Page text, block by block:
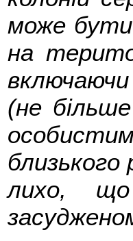
може бути
на
(не
лихо, що